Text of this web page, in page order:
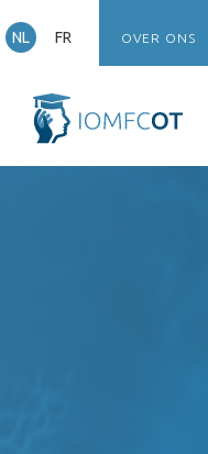
NL FR OVER ONS